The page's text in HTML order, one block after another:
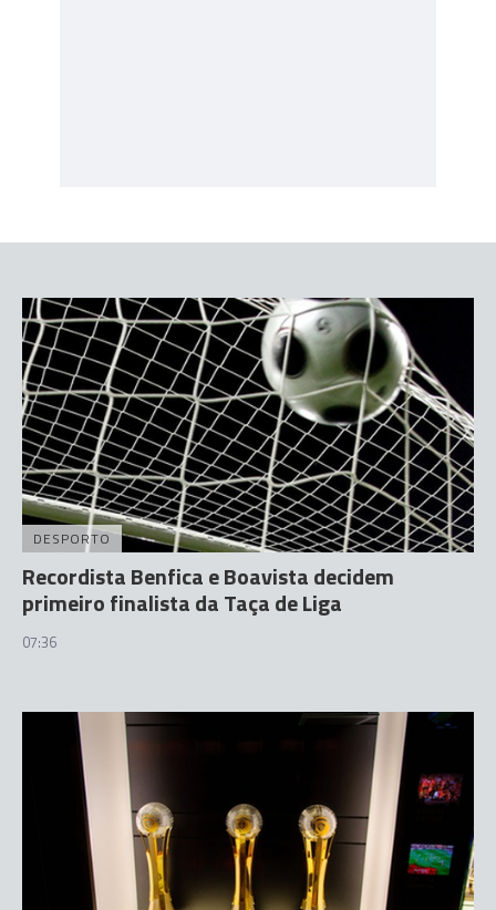
DESPORTO
Recordista Benfica e Boavista decidem
primeiro finalista da Taça de Liga
07:36